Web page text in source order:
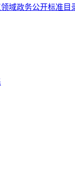
域政务公开标准目